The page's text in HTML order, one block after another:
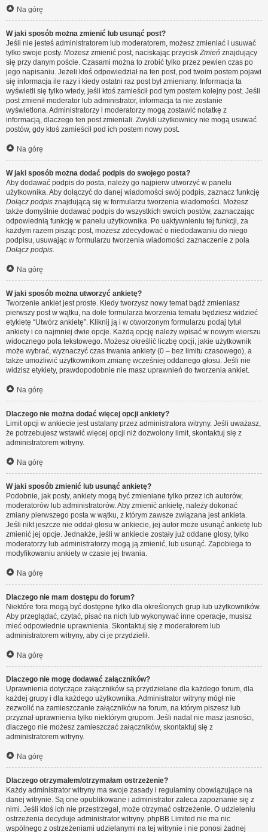
Na górę
W jaki sposób można zmienić lub usunąć post?
Jeśli nie jesteś administratorem lub moderatorem, możesz zmieniać i usuwać
tylko swoje posty. Możesz zmienić post, naciskając przyciskZmień znajdujący
się przy danym poście. Czasami można to zrobić tylko przez pewien czas po
jego napisaniu. Jeżeli ktoś odpowiedział na ten post, pod twoim postem pojawi
się informacja ile razy i kiedy ostatni raz post był zmieniany. Informacja ta
wyświetli się tylko wtedy, jeśli ktoś zamieścił pod tym postem kolejny post. Jeśli
post zmienił moderator lub administrator, informacja ta nie zostanie
wyświetlona. Administratorzy i moderatorzy mogą zostawić notatkę z
informacją, dlaczego ten post zmieniali. Zwykli użytkownicy nie mogą usuwać
postów, gdy ktoś zamieścił pod ich postem nowy post.
Na górę
W jaki sposób można dodać podpis do swojego posta?
Aby dodawać podpis do posta, należy go najpierw utworzyć w panelu
użytkownika. Aby dołączyć do danej wiadomości swój podpis, zaznacz funkcję
Dołącz podpis znajdującą się w formularzu tworzenia wiadomości. Możesz
także domyślnie dodawać podpis do wszystkich swoich postów, zaznaczając
odpowiednią funkcję w panelu użytkownika. Po uaktywnieniu tej funkcji, za
każdym razem pisząc post, możesz zdecydować o niedodawaniu do niego
podpisu, usuwając w formularzu tworzenia wiadomości zaznaczenie z pola
Dołącz podpis.
Na górę
W jaki sposób można utworzyć ankietę?
Tworzenie ankiet jest proste. Kiedy tworzysz nowy temat bądź zmieniasz
pierwszy post w wątku, na dole formularza tworzenia tematu będziesz widzieć
etykietę “Utwórz ankietę”. Kliknij ją i w otworzonym formularzu podaj tytuł
ankiety i co najmniej dwie opcje. Każdą opcję należy wpisać w nowym wierszu
widocznego pola tekstowego. Możesz określić liczbę opcji, jakie użytkownik
może wybrać, wyznaczyć czas trwania ankiety (0 – bez limitu czasowego), a
także umożliwić użytkownikom zmianę wcześniej oddanego głosu. Jeśli nie
widzisz etykiety, prawdopodobnie nie masz uprawnień do tworzenia ankiet.
Na górę
Dlaczego nie można dodać więcej opcji ankiety?
Limit opcji w ankiecie jest ustalany przez administratora witryny. Jeśli uważasz,
że potrzebujesz wstawić więcej opcji niż dozwolony limit, skontaktuj się z
administratorem witryny.
Na górę
W jaki sposób zmienić lub usunąć ankietę?
Podobnie, jak posty, ankiety mogą być zmieniane tylko przez ich autorów,
moderatorów lub administratorów. Aby zmienić ankietę, należy dokonać
zmiany pierwszego posta w wątku, z którym zawsze związana jest ankieta.
Jeśli nikt jeszcze nie oddał głosu w ankiecie, jej autor może usunąć ankietę lub
zmienić jej opcje. Jednakże, jeśli w ankiecie zostały już oddane głosy, tylko
moderatorzy lub administratorzy mogą ją zmienić, lub usunąć. Zapobiega to
modyfikowaniu ankiety w czasie jej trwania.
Na górę
Dlaczego nie mam dostępu do forum?
Niektóre fora mogą być dostępne tylko dla określonych grup lub użytkowników.
Aby przeglądać, czytać, pisać na nich lub wykonywać inne operacje, musisz
mieć odpowiednie uprawnienia. Skontaktuj się z moderatorem lub
administratorem witryny, aby ci je przydzielił.
Na górę
Dlaczego nie mogę dodawać załączników?
Uprawnienia dotyczące załączników są przydzielane dla każdego forum, dla
każdej grupy i dla każdego użytkownika. Administrator witryny mógł nie
zezwolić na zamieszczanie załączników na forum, na którym piszesz lub
przyznał uprawnienia tylko niektórym grupom. Jeśli nadal nie masz jasności,
dlaczego nie możesz zamieszczać załączników, skontaktuj się z
administratorem witryny.
Na górę
Dlaczego otrzymałem/otrzymałam ostrzeżenie?
Każdy administrator witryny ma swoje zasady i regulaminy obowiązujące na
danej witrynie. Są one opublikowane i administrator zaleca zapoznanie się z
nimi. Jeśli ktoś ich nie przestrzegał, może otrzymać ostrzeżenie. O udzieleniu
ostrzeżenia decyduje administrator witryny. phpBB Limited nie ma nic
wspólnego z ostrzeżeniami udzielanymi na tej witrynie i nie ponosi żadnej